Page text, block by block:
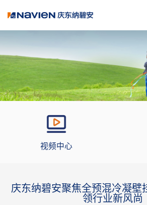
视频中心
庆东纳碧安聚焦全预混冷凝壁
领行业新风尚